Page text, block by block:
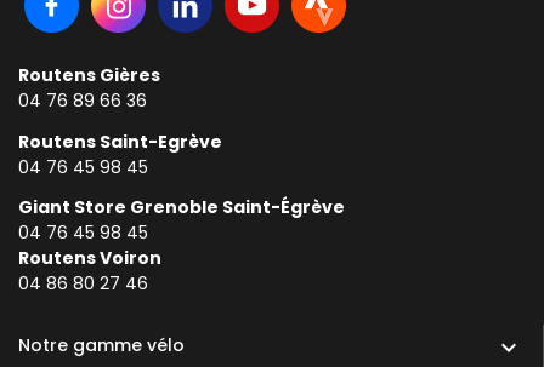
Routens Gières
04 76 89 66 36
Routens Saint-Egrève
04 76 45 98 45
Giant Store Grenoble Saint-Égrève
04 76 45 98 45
Routens Voiron
04 86 80 27 46
Notre gamme vélo 